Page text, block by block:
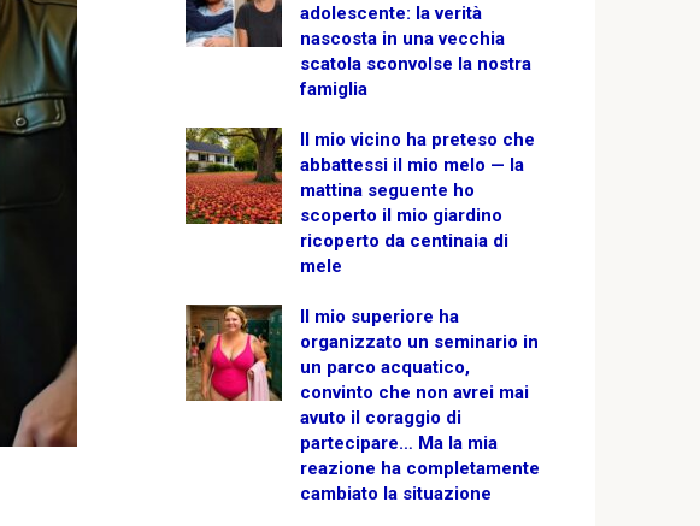
adolescente: la verità
nascosta in una vecchia
scatola sconvolse la nostra
famiglia
Il mio vicino ha preteso che
abbattessi il mio melo — la
mattina seguente ho
scoperto il mio giardino
ricoperto da centinaia di
mele
Il mio superiore ha
organizzato un seminario in
un parco acquatico,
convinto che non avrei mai
avuto il coraggio di
partecipare… Ma la mia
reazione ha completamente
cambiato la situazione